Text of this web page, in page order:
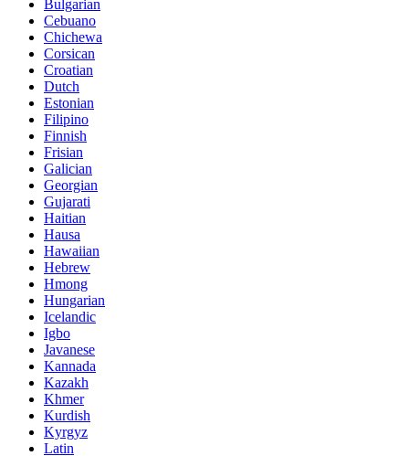
Bulgarian
Cebuano
Chichewa
Corsican
Croatian
Dutch
Estonian
Filipino
Finnish
Frisian
Galician
Georgian
Gujarati
Haitian
Hausa
Hawaiian
Hebrew
Hmong
Hungarian
Icelandic
Igbo
Javanese
Kannada
Kazakh
Khmer
Kurdish
Kyrgyz
Latin